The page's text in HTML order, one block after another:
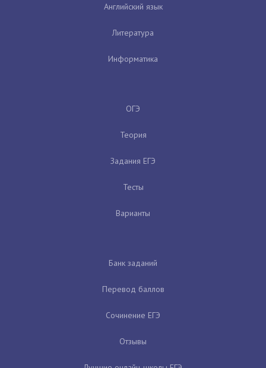
Английский язык
Литература
Информатика
ОГЭ
Теория
Задания ЕГЭ
Тесты
Варианты
Банк заданий
Перевод баллов
Сочинение ЕГЭ
Отзывы